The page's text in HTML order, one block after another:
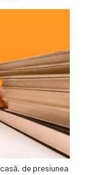
de presiunea